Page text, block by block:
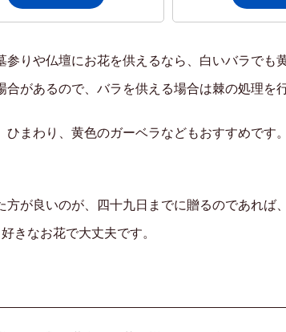
参りや仏壇にお花を供えるなら、白いバラでも
があるので、バラを供える場合は棘の処理を
ひまわり、黄色のガーベラなどもおすすめです
方が良いのが、四十九日までに贈るのであれば
きなお花で大丈夫です。